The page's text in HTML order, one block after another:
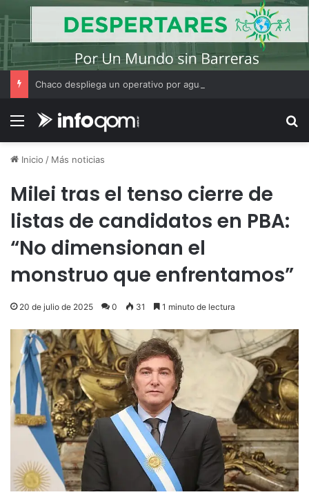
Menú
Inicio / Más noticias
Milei tras el tenso cierre de
listas de candidatos en PBA:
“No dimensionan el
monstruo que enfrentamos”
20 de julio de 2025 0 31 1 minuto de lectura